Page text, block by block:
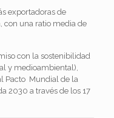
exportadoras de
con una ratio media de
con la sostenibilidad
y medioambiental),
Pacto Mundial de la
2030 a través de los 17